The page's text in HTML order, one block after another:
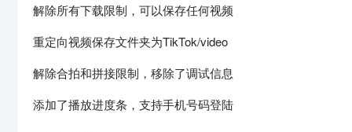
解除所有下载限制，可以保存任何视频
重定向视频保存文件夹为TikTok/video
解除合拍和拼接限制，移除了调试信息
添加了播放进度条，支持手机号码登陆